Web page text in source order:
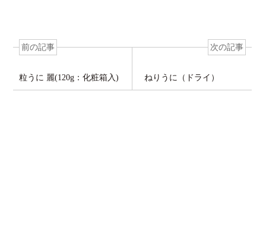
前の記事
粒うに 麗(120g：化粧箱入)
次の記事
ねりうに（ドライ）